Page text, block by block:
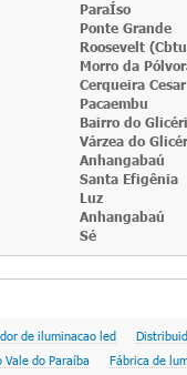
ParaÍso
Ponte Grande
Roosevelt
Morro da
Cerqueira Cesar
Pacaembu
Bairro do
Várzea do
Anhangabaú
Santa Efigênia
Luz
Anhangabaú
Sé
de iluminacao led
Vale do Paraíba Fábrica de